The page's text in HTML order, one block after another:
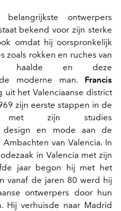
ontwerpers
bekend voor zijn sterke
omdat hij oorspronkelijk
zoals rokken en ruches van
haalde en deze
moderne man. Francis
uit het Valenciaanse district
zijn eerste stappen in de
met zijn studies
design en mode aan de
van Valencia. In
in Valencia met zijn
jaar begon hij met het
vanaf de jaren 80 werd hij
ontwerpers door hun
Hij verhuisde naar Madrid